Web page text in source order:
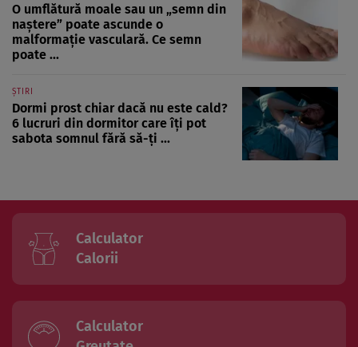
O umflătură moale sau un „semn din
naștere” poate ascunde o
malformație vasculară. Ce semn
poate ...
ȘTIRI
Dormi prost chiar dacă nu este cald?
6 lucruri din dormitor care îți pot
sabota somnul fără să-ți ...
Calculator
Calorii
Calculator